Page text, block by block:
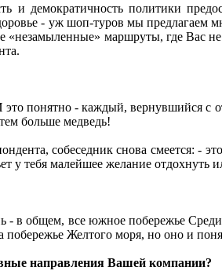
и демократичность политики
- уж шоп-туров мы предлагаем
маршруты, где Вас не
понятно - каждый, вернувшийся с
больше медведь!
собеседник снова смеется: -
у тебя малейшее желание отдохнуть
в общем, все южное побережье
Желтого моря, но оно и
направления Вашей компании?